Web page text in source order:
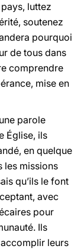
luttez
soutenez
pourquoi
de tous dans
comprendre
mise en
parole
Église, ils
en quelque
les missions
qu’ils le font
avec
pour
Ils
leurs